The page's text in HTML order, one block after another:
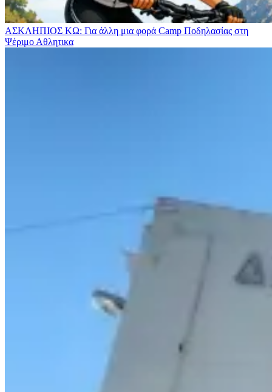
ΑΣΚΛΗΠΙΟΣ ΚΩ: Για άλλη μια φορά Camp Ποδηλασίας στη
Ψέριμο Αθλητικα